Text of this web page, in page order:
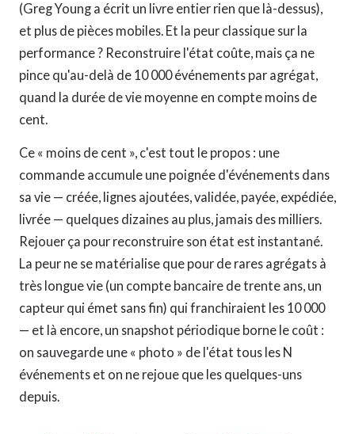
(Greg Young a écrit un livre entier rien que là-dessus),
et plus de pièces mobiles. Et la peur classique sur la
performance ? Reconstruire l'état coûte, mais ça ne
pince qu'au-delà de 10 000 événements par agrégat,
quand la durée de vie moyenne en compte moins de
cent.
Ce « moins de cent », c'est tout le propos : une
commande accumule une poignée d'événements dans
sa vie — créée, lignes ajoutées, validée, payée, expédiée,
livrée — quelques dizaines au plus, jamais des milliers.
Rejouer ça pour reconstruire son état est instantané.
La peur ne se matérialise que pour de rares agrégats à
très longue vie (un compte bancaire de trente ans, un
capteur qui émet sans fin) qui franchiraient les 10 000
— et là encore, un snapshot périodique borne le coût :
on sauvegarde une « photo » de l'état tous les N
événements et on ne rejoue que les quelques-uns
depuis.